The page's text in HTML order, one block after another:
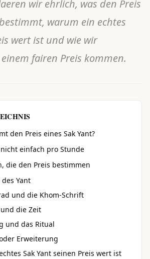
wir ehrlich, was den Preis
warum ein echtes
wert ist und wie wir
fairen Preis kommen.
den Preis eines Sak Yant?
einfach pro Stunde
die den Preis bestimmen
des Yant
und die Khom-Schrift
die Zeit
und das Ritual
Erweiterung
Sak Yant seinen Preis wert ist